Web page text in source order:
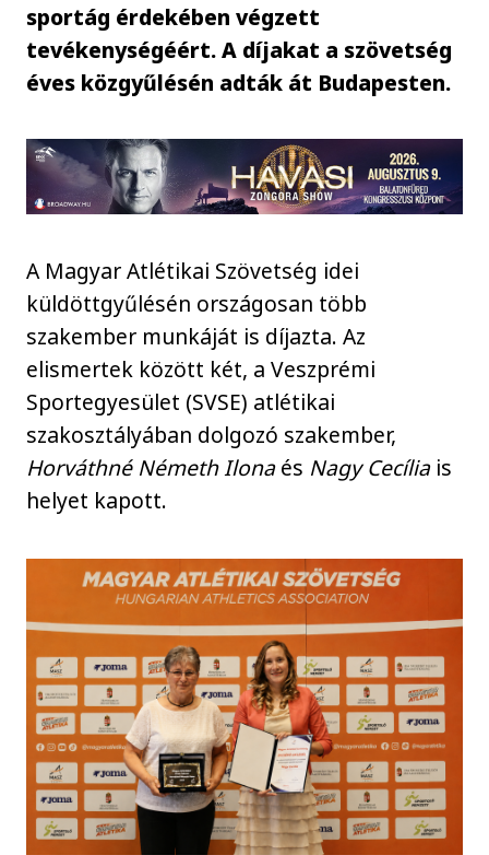
sportág érdekében végzett
tevékenységéért. A díjakat a szövetség
éves közgyűlésén adták át Budapesten.
A Magyar Atlétikai Szövetség idei
küldöttgyűlésén országosan több
szakember munkáját is díjazta. Az
elismertek között két, a Veszprémi
Sportegyesület (SVSE) atlétikai
szakosztályában dolgozó szakember,
Horváthné Németh Ilonaés Nagy Cecíliais
helyet kapott.